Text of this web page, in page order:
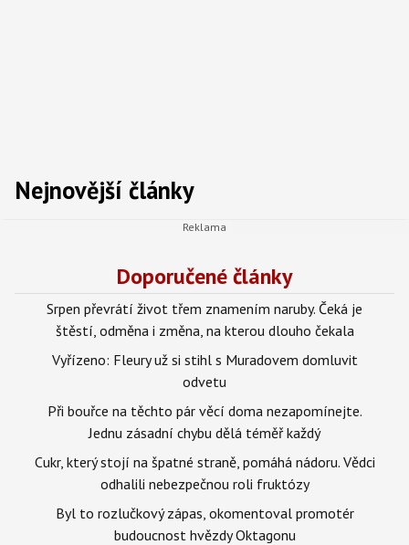
Nejnovější články
Doporučené články
Srpen převrátí život třem znamením naruby. Čeká je
štěstí, odměna i změna, na kterou dlouho čekala
Vyřízeno: Fleury už si stihl s Muradovem domluvit
odvetu
Při bouřce na těchto pár věcí doma nezapomínejte.
Jednu zásadní chybu dělá téměř každý
Cukr, který stojí na špatné straně, pomáhá nádoru. Vědci
odhalili nebezpečnou roli fruktózy
Byl to rozlučkový zápas, okomentoval promotér
budoucnost hvězdy Oktagonu